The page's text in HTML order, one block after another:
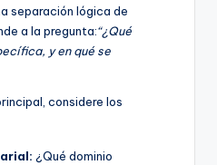
separación lógica de
a la pregunta:“¿Qué
y en qué se
considere los
¿Qué dominio